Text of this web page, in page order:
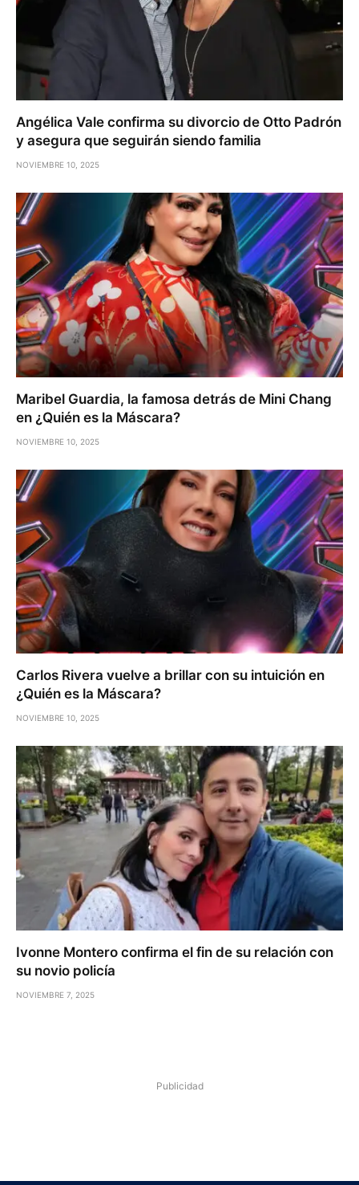
Angélica Vale confirma su divorcio de Otto Padrón
y asegura que seguirán siendo familia
NOVIEMBRE 10, 2025
Maribel Guardia, la famosa detrás de Mini Chang
en ¿Quién es la Máscara?
NOVIEMBRE 10, 2025
Carlos Rivera vuelve a brillar con su intuición en
¿Quién es la Máscara?
NOVIEMBRE 10, 2025
Ivonne Montero confirma el fin de su relación con
su novio policía
NOVIEMBRE 7, 2025
Publicidad